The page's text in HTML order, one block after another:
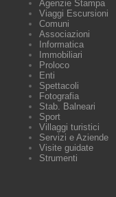
Agenzie Stampa
Viaggi Escursioni
Comuni
Associazioni
Informatica
Immobiliari
Proloco
Enti
Spettacoli
Fotografia
Stab. Balneari
Sport
Villaggi turistici
Servizi e Aziende
Visite guidate
Strumenti